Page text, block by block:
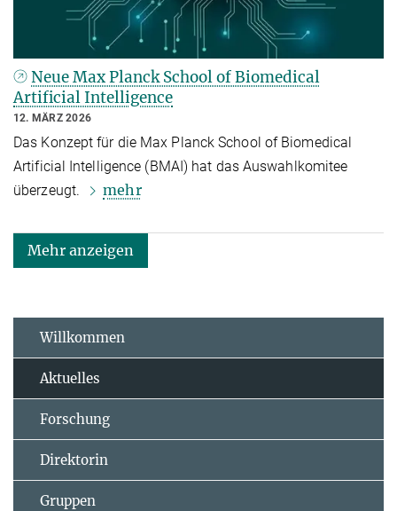
Neue Max Planck School of Biomedical
Artificial Intelligence
12. MÄRZ 2026
Das Konzept für die Max Planck School of Biomedical
Artificial Intelligence (BMAI) hat das Auswahlkomitee
überzeugt.
mehr
Mehr anzeigen
Willkommen
Aktuelles
Forschung
Direktorin
Gruppen